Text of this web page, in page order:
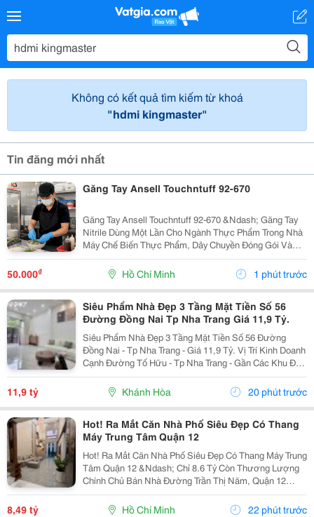
Không có kết quả tìm kiếm từ khoá
"hdmi kingmaster"
Tin đăng mới nhất
Găng Tay Ansell Touchntuff 92-670
Găng Tay Ansell Touchntuff 92-670 &Ndash; Găng Tay
Nitrile Dùng Một Lần Cho Ngành Thực Phẩm Trong Nhà
Máy Chế Biến Thực Phẩm, Dây Chuyền Đóng Gói Và
Khu Vực Yêu Cầu Vệ Sinh Nghiêm Ngặt, Việc Sử Dụng
Găng Tay Nitrile Dùng Một Lần Giúp Hạn Chế Nguy...
50.000₫ Hồ Chí Minh 1 phút trước
Siêu Phẩm Nhà Đẹp 3 Tầng Mặt Tiền Số 56
Đường Đồng Nai Tp Nha Trang Giá 11,9 Tỷ.
Siêu Phẩm Nhà Đẹp 3 Tầng Mặt Tiền Số 56 Đường
Đồng Nai - Tp Nha Trang - Giá 11,9 Tỷ. Vị Trí Kinh Doanh
Cạnh Đường Tố Hữu - Tp Nha Trang - Gần Các Khu Đô
Thị. Nhà Mới Đẹp 3 Tầng Mặt Tiền + 1 Mặt Hẻm - Kiến
Trúc Hiện Đại - Đầy Đủ Tiện Nghi. - Nhà Có...
11,9 tỷ Khánh Hòa 20 phút trước
Hot! Ra Mắt Căn Nhà Phố Siêu Đẹp Có Thang
Máy Trung Tâm Quận 12
Hot! Ra Mắt Căn Nhà Phố Siêu Đẹp Có Thang Máy Trung
Tâm Quận 12 &Ndash; Chỉ 8.6 Tỷ Còn Thương Lượng
Chính Chủ Bán Nhà Đường Trần Thị Năm, Quận 12
&Ndash; Vị Trí Đẹp, Khu Dân Cư Hiện Hữu, Tiện Ích Đầy
Đủ. Diện Tích: 4M &Times; 20M Nhà...
8,49 tỷ Hồ Chí Minh 22 phút trước